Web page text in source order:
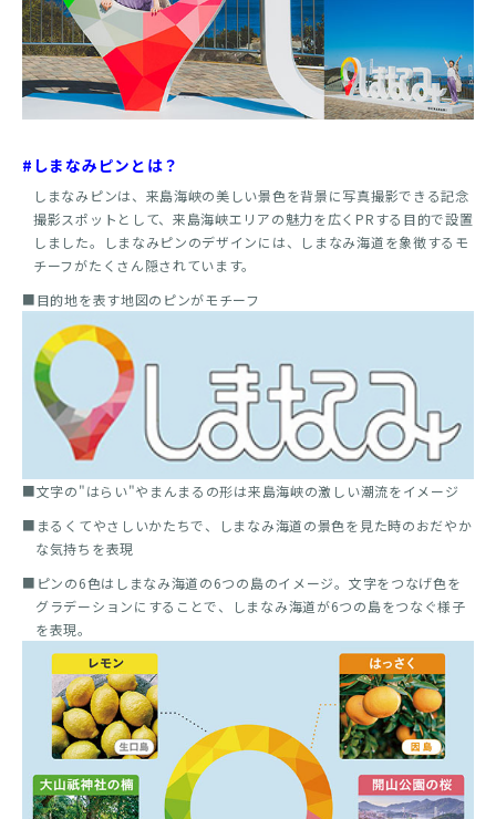
#しまなみピンとは？
しまなみピンは、来島海峡の美しい景色を背景に写真撮影できる記念
撮影スポットとして、来島海峡エリアの魅力を広くPRする目的で設置
しました。しまなみピンのデザインには、しまなみ海道を象徴するモ
チーフがたくさん隠されています。
■目的地を表す地図のピンがモチーフ
■文字の"はらい"やまんまるの形は来島海峡の激しい潮流をイメージ
■まるくてやさしいかたちで、しまなみ海道の景色を見た時のおだやか
な気持ちを表現
■ピンの6色はしまなみ海道の6つの島のイメージ。文字をつなげ色を
グラデーションにすることで、しまなみ海道が6つの島をつなぐ様子
を表現。